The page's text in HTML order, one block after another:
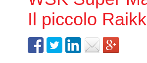
Il piccolo